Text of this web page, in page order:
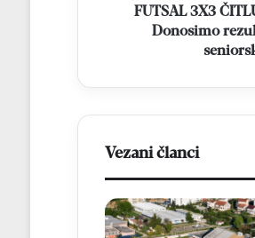
seniorskog
FUTSAL 3X3
Donosimo
Vezani članci